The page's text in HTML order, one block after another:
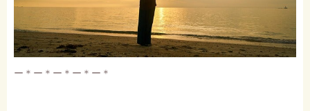
ー＊ー＊ー＊ー＊ー＊